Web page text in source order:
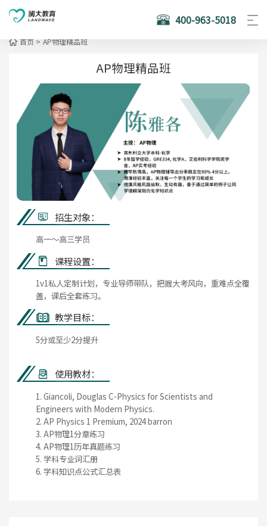
400-963-5018
首页 > AP物理精品班
AP物理精品班
招生对象：
高一～高三学员
课程设置：
1v1私人定制计划，专业导师带队，把握大考风向，重难点全覆
盖，课后全套练习。
教学目标：
5分或至少2分提升
使用教材：
1. Giancoli, Douglas C-Physics for Scientists and
Engineers with Modern Physics.
2. AP Physics 1 Premium, 2024 barron
3. AP物理1分章练习
4. AP物理1历年真题练习
5. 学科专业词汇册
6. 学科知识点公式汇总表